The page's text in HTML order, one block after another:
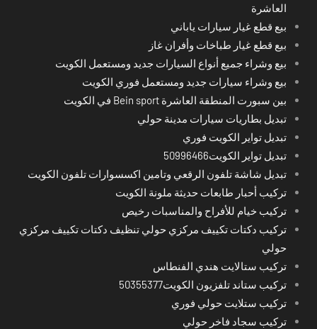
العاشرة
بيع قطع غيار سيارات ياباني
بيع قطع غيار طباخات وأفران غاز
بيع وشراء جميع أنواع السيارات جديد ومستعمل الكويت
بيع وشراء سيارات جديد ومستعمل فوري الكويت
بين سبورت المنطقة العاشرة Bein sport في الكويت
تبديل بطاريات سيارات مدينة حولي
تبديل تواير الكويت فوري
تبديل تواير الكويت50996466
تبديل شاشة تلفون الرقعي وتامين اكسسوارات تلفون الكويت
تركيب أحبار طابعات حديثة ملونة الكويت
تركيب خيام للأفراح والمناسبات رخيص
تركيب دكتات تكييف مركزي حولي تنظيف دكتات تكييف مركزي
حولي
تركيب ستالايت هندي الفنطاس
تركيب ستاند تلفزيون الكويت50355377
تركيب ستلايت حولي فوري
تركيب سجاد فاخر حولي